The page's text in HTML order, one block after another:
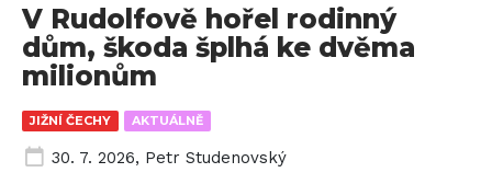
JIŽNÍ ČECHY AKTUÁLNĚ
V Rudolfově hořel rodinný
dům, škoda šplhá ke dvěma
milionům
30. 7. 2026, Petr Studenovský